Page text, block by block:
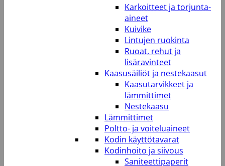
Karkoitteet ja torjunta-
aineet
Kuivike
Lintujen ruokinta
Ruoat, rehut ja
lisäravinteet
Kaasusäiliöt ja nestekaasut
Kaasutarvikkeet ja
lämmittimet
Nestekaasu
Lämmittimet
Poltto- ja voiteluaineet
Kodin käyttötavarat
Kodinhoito ja siivous
Saniteettipaperit